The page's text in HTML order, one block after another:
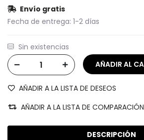
Envío gratis
Fecha de entrega: 1-2 días
Sin existencias
AÑADIR A LA LISTA DE DESEOS
AÑADIR A LA LISTA DE COMPARACIÓN
DESCRIPCIÓN